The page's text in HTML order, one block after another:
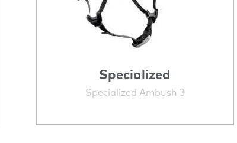
Specialized
Specialized Ambush 3